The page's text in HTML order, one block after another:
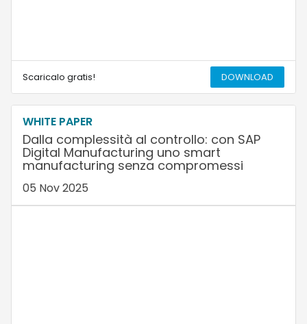
Scaricalo gratis! DOWNLOAD
WHITE PAPER
Dalla complessità al controllo: con SAP
Digital Manufacturing uno smart
manufacturing senza compromessi
05 Nov 2025